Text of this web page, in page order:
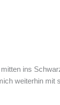
ins
weiterhin mit